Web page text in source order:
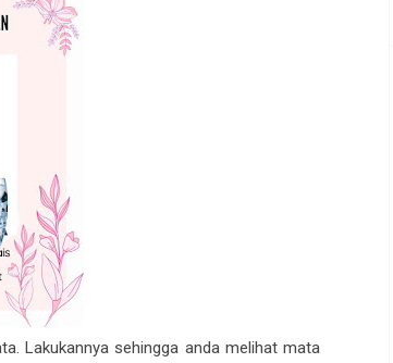
Lakukannya sehingga anda melihat mata